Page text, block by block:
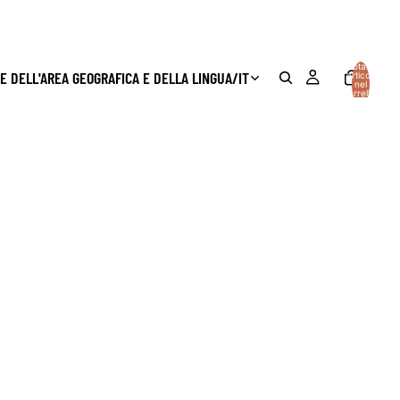
DELL'AREA GEOGRAFICA E DELLA LINGUA/IT
Totale
articoli
nel
carrello: